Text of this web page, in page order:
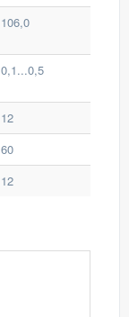
106,0
0,1...0,5
12
60
12